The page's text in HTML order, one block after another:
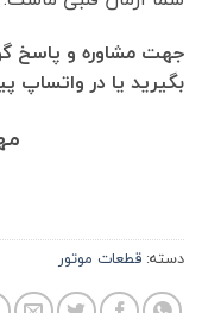
جهت مشاوره و پاسخ
بگیرید یا در واتساپ
دسته: قطعات موتور